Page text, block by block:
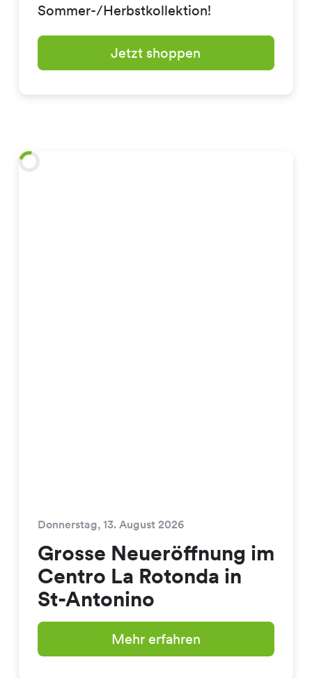
Sommer-/Herbstkollektion!
Jetzt shoppen
Donnerstag, 13. August 2026
Grosse Neueröffnung im
Centro La Rotonda in
St-Antonino
Mehr erfahren